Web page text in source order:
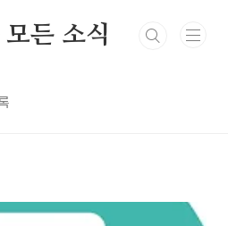
든 소식